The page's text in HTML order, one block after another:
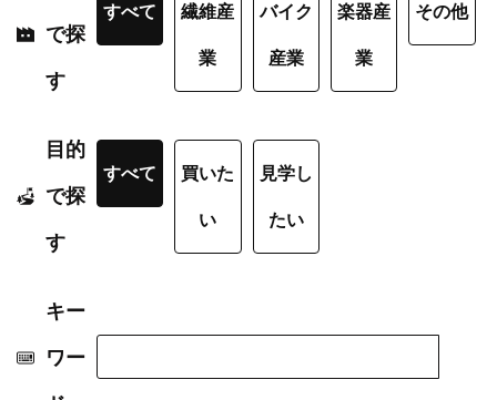
で探
す
すべて 繊維産
業
バイク
産業
楽器産
業
その他
目的
で探
す
すべて 買いた
い
見学し
たい
キー
ワー